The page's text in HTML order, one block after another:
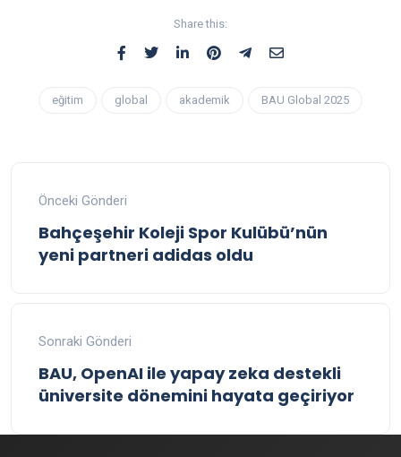
Share this:
eğitim global akademik BAU Global 2025
Önceki Gönderi
Bahçeşehir Koleji Spor Kulübü’nün
yeni partneri adidas oldu
Sonraki Gönderi
BAU, OpenAI ile yapay zeka destekli
üniversite dönemini hayata geçiriyor